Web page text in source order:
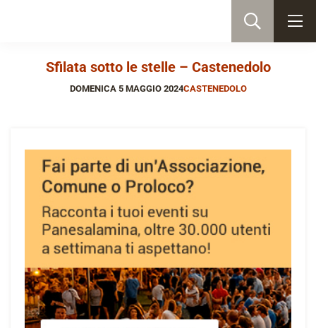
Sfilata sotto le stelle – Castenedolo
DOMENICA 5 MAGGIO 2024CASTENEDOLO